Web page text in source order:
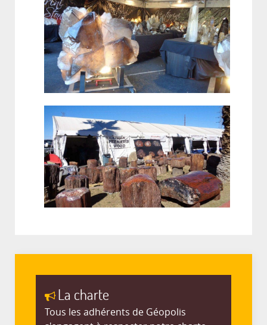
La charte
Tous les adhérents de Géopolis